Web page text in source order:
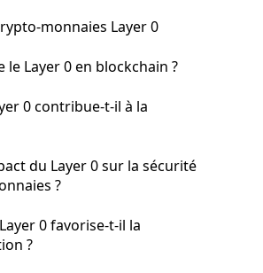
monnaies Layer 0
le Layer 0 en blockchain ?
0 contribue-t-il à la
du Layer 0 sur la sécurité
?
0 favorise-t-il la
?